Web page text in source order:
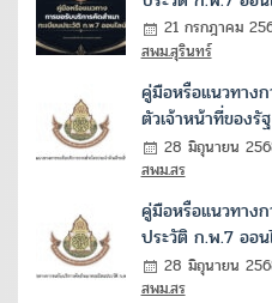
21 กรกฎาคม
สพม.สุรินทร์
คู่มือหรือแนวทาง
ตัวเจ้าหน้าที่ของรัฐ
28 มิถุนายน
สพม.สร
คู่มือหรือแนวทาง
ประวัติ ก.พ.7 ออน
28 มิถุนายน
สพม.สร